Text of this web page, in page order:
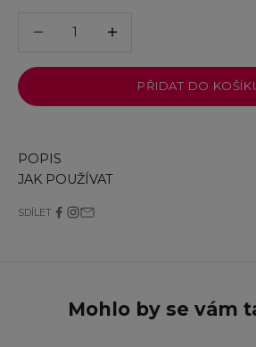
PŘIDAT DO
POPIS
JAK POUŽÍVAT
SDÍLET
Mohlo by se vám